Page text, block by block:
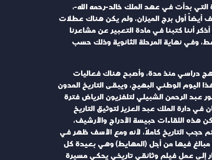
بدأت في عهد الملك خالد-رحمه الله-،
أول برج الميزان، ولم يكن هناك عطلات
أننا كتبنا في مادة التعبير عن مشاعرنا
وفي نهاية المرحلة الثانوية وذلك حسب
دراسي منذ مدة، وأصبح هناك فعاليات
الوطني البهيج، ويبقى التاريخ المدون
عبد الرحمن الشبيلي لتلفزيون الرياض فترة
دارة الملك عبد العزيز لتوثيق التاريخ
هذه اللقاءات حبيسة الأدراج والأرشيف،
حجب التاريخ كاملاً، لأنه ومع الأسف ظهر في
مبالغ فيها من أجل (المهايط) وهي بعيدة كل
إلى عمل فيلم وثائقي تاريخي يحكي مسيرة